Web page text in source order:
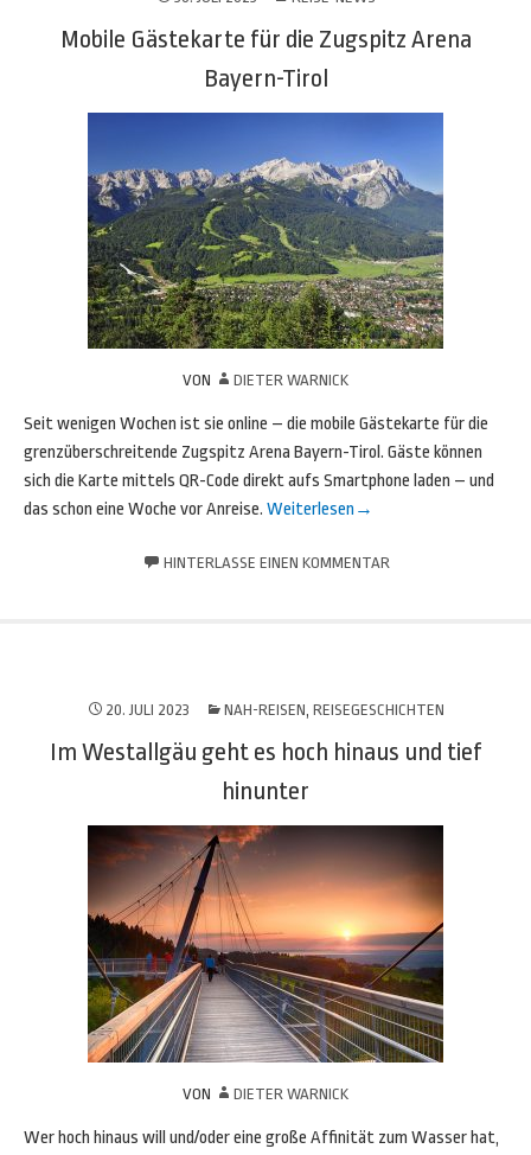
Mobile Gästekarte für die Zugspitz Arena
Bayern-Tirol
VON DIETER WARNICK
Seit wenigen Wochen ist sie online – die mobile Gästekarte für die
grenzüberschreitende Zugspitz Arena Bayern-Tirol. Gäste können
sich die Karte mittels QR-Code direkt aufs Smartphone laden – und
das schon eine Woche vor Anreise. Weiterlesen →
HINTERLASSE EINEN KOMMENTAR
20. JULI 2023 NAH-REISEN, REISEGESCHICHTEN
Im Westallgäu geht es hoch hinaus und tief
hinunter
VON DIETER WARNICK
Wer hoch hinaus will und/oder eine große Affinität zum Wasser hat,